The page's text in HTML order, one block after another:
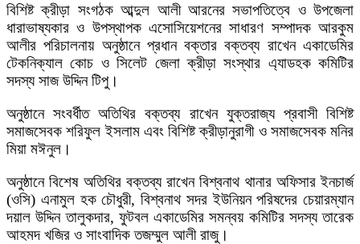
বিশিষ্ট ক্রীড়া সংগঠক আব্দুল আলী আরনের সভাপতিত্বে ও উপজেলা
ধারাভাষ্যকার ও উপস্থাপক এসোসিয়েশনের সাধারণ সম্পাদক আরকুম
আলীর পরিচালনায় অনুষ্ঠানে প্রধান বক্তার বক্তব্য রাখেন একাডেমির
টেকনিক্যাল কোচ ও সিলেট জেলা ক্রীড়া সংস্থার এ্যাডহক কমিটির
সদস্য সাজ উদ্দিন টিপু।
অনুষ্ঠানে সংবর্ধীত অতিথির বক্তব্য রাখেন যুক্তরাজ্য প্রবাসী বিশিষ্ট
সমাজসেবক শরিফুল ইসলাম এবং বিশিষ্ট ক্রীড়ানুরাগী ও সমাজসেবক মনির
মিয়া মঈনুল।
অনুষ্ঠানে বিশেষ অতিথির বক্তব্য রাখেন বিশ্বনাথ থানার অফিসার ইনচার্জ
(ওসি) এনামুল হক চৌধুরী, বিশ্বনাথ সদর ইউনিয়ন পরিষদের চেয়ারম্যান
দয়াল উদ্দিন তালুকদার, ফুটবল একাডেমির সমন্বয় কমিটির সদস্য তারেক
আহমদ খজির ও সাংবাদিক তজম্মুল আলী রাজু।